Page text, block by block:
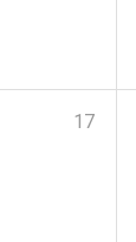
17